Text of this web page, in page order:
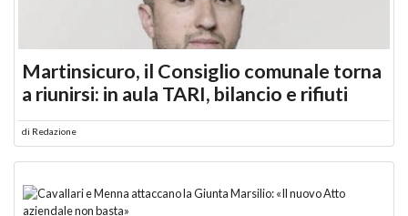
Martinsicuro, il Consiglio comunale torna
a riunirsi: in aula TARI, bilancio e rifiuti
di Redazione